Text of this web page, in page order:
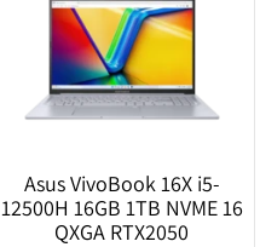
Asus VivoBook 16X i5-
12500H 16GB 1TB NVME 16
QXGA RTX2050